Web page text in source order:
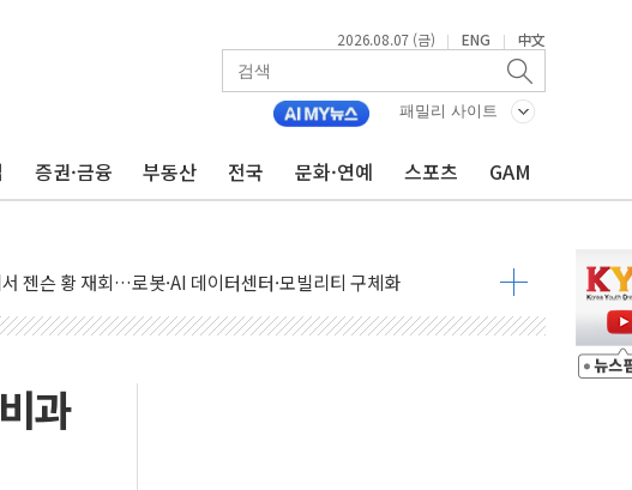
2026.08.07 (금) | ENG | 中文
패밀리 사이트
증권·금융 부동산 전국 문화·연예 스포츠 GAM
화하며 대부분 상승… "2분기 기업 순이익 21% 증가" 전망
젠슨 황 재회…로봇·AI 데이터센터·모빌리티 구체화
모더나·아이온큐·도어대시↑ VS 샌디스크·피그마·앱러빈↓
선물 AI주 차익실현 속 혼조세...웨스턴디지털·샌디스크↓
사일 발사에 긴급 안보 점검회의
과